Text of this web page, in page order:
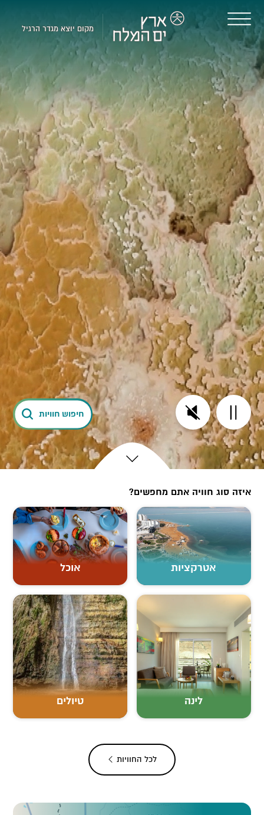
מקום יוצא מגדר הרגיל
חיפוש חוויות
לחץ כדי לגלול אל הבא
איזה סוג חוויה אתם מחפשים?
אטרקציות אוכל
לינה טיולים
לכל החוויות